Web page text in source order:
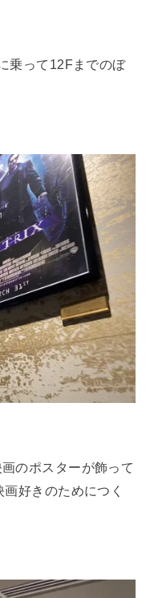
乗って12Fまでのぼ
のポスターが飾って
好きのためにつく